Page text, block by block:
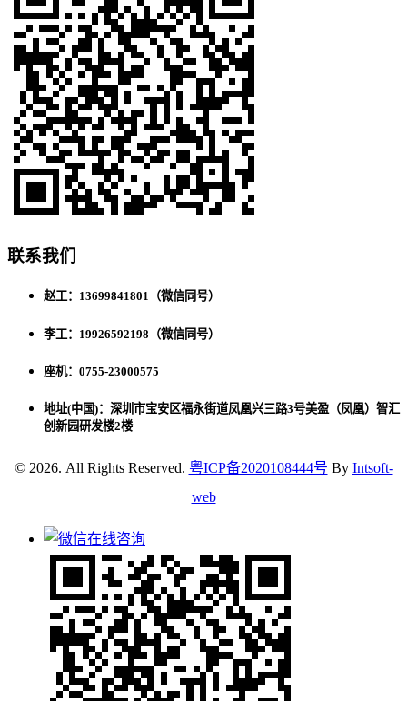
联系我们
赵工：13699841801（微信同号）
李工：19926592198（微信同号）
座机：0755-23000575
地址(中国)：深圳市宝安区福永街道凤凰兴三路3号美盈（凤凰）智汇
创新园研发楼2楼
© 2026. All Rights Reserved. 粤ICP备2020108444号 By Intsoft-
web